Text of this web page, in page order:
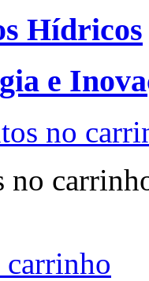
Hídricos
e
no
no